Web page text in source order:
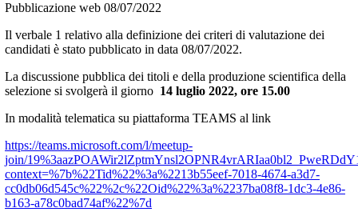
Pubblicazione web 08/07/2022
Il verbale 1 relativo alla definizione dei criteri di valutazione dei
candidati è stato pubblicato in data 08/07/2022.
La discussione pubblica dei titoli e della produzione scientifica della
selezione si svolgerà il giorno 14 luglio 2022, ore 15.00
In modalità telematica su piattaforma TEAMS al link
https://teams.microsoft.com/l/meetup-
join/
context=%7b%22Tid%22%3a%2213b55eef-7018-4674-a3d7-
cc0db06d545c%22%2c%22Oid%22%3a%2237ba08f8-1dc3-4e86-
b163-a78c0bad74af%22%7d